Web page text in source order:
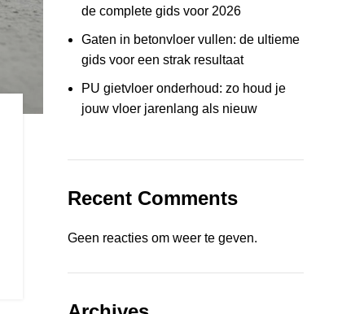
de complete gids voor 2026
Gaten in betonvloer vullen: de ultieme
gids voor een strak resultaat
PU gietvloer onderhoud: zo houd je
jouw vloer jarenlang als nieuw
Recent Comments
Geen reacties om weer te geven.